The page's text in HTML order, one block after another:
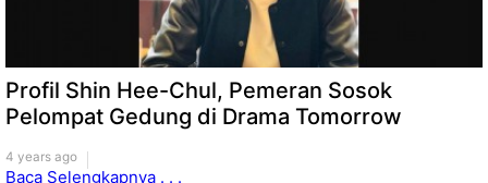
Profil Shin Hee-Chul, Pemeran Sosok
Pelompat Gedung di Drama Tomorrow
4 years ago
Baca Selengkapnya . . .